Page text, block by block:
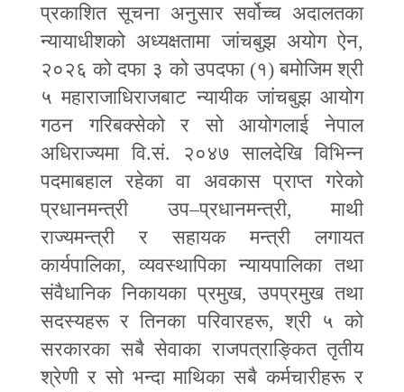
प्रकाशित सूचना अनुसार सर्वोच्च अदालतका
न्यायाधीशको अध्यक्षतामा जांचबुझ अयोग ऐन,
२०२६ को दफा ३ को उपदफा (१) बमोजिम श्री
५ महाराजाधिराजबाट न्यायीक जांचबुझ आयोग
गठन गरिबक्सेको र सो आयोगलाई नेपाल
अधिराज्यमा वि.सं. २०४७ सालदेखि विभिन्न
पदमाबहाल रहेका वा अवकास प्राप्त गरेको
प्रधानमन्त्री उप–प्रधानमन्त्री,माथी
राज्यमन्त्री र सहायक मन्त्री लगायत
कार्यपालिका,व्यवस्थापिका न्यायपालिका तथा
संवैधानिक निकायका प्रमुख,उपप्रमुख तथा
सदस्यहरू र तिनका परिवारहरू,श्री ५ को
सरकारका सबै सेवाका राजपत्राङ्कित तृतीय
श्रेणी र सो भन्दा माथिका सबै कर्मचारीहरू र